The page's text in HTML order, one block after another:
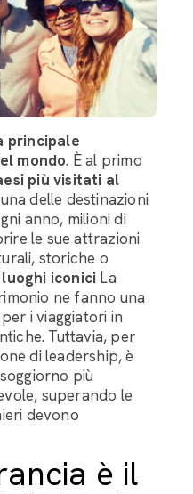
principale
mondo. È al primo
più visitati al
delle destinazioni
anno, milioni di
le sue attrazioni
storiche o
iconici La
ne fanno una
i viaggiatori in
Tuttavia, per
di leadership, è
più
superando le
devono
è il